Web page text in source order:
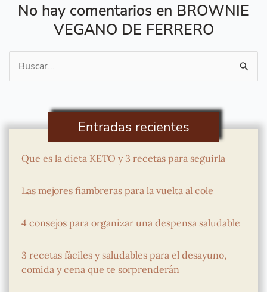
No hay comentarios en BROWNIE
VEGANO DE FERRERO
Buscar
por:
Entradas recientes
Que es la dieta KETO y 3 recetas para seguirla
Las mejores fiambreras para la vuelta al cole
4 consejos para organizar una despensa saludable
3 recetas fáciles y saludables para el desayuno,
comida y cena que te sorprenderán